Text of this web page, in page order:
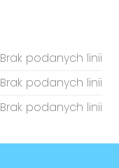
Brak podanych linii
Brak podanych linii
Brak podanych linii